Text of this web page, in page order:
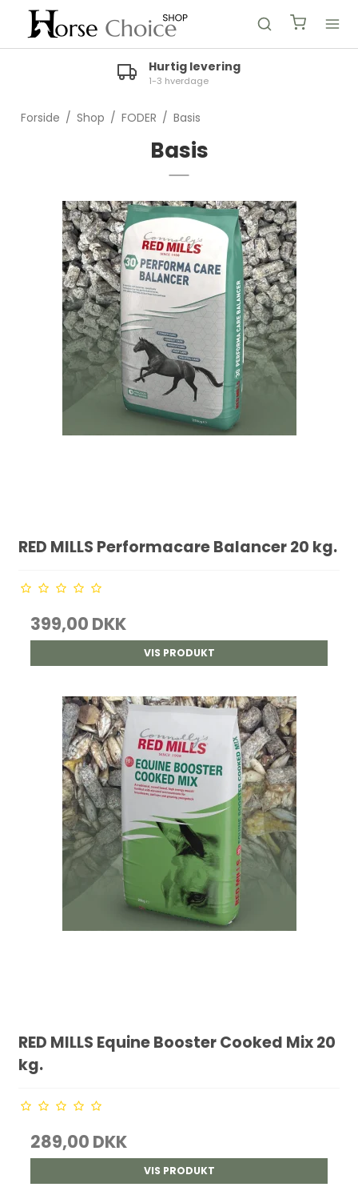
Hurtig levering
1-3 hverdage
Forside / Shop / FODER / Basis
Basis
RED MILLS Performacare Balancer 20 kg.
399,00 DKK
VIS PRODUKT
RED MILLS Equine Booster Cooked Mix 20
kg.
289,00 DKK
VIS PRODUKT